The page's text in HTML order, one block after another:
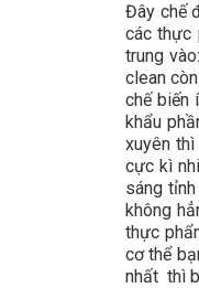
Đây chế
các thực
trung
clean
chế biến
khẩu
xuyên
cực kì
sáng
không
thực
cơ thể
nhất thì